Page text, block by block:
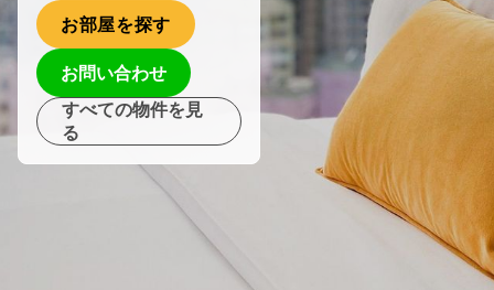
お部屋を探す
お問い合わせ
すべての物件を見
る